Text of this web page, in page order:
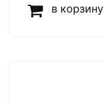
в корзину